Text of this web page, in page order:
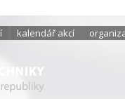
kalendář akcí